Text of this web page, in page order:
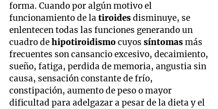
forma. Cuando por algún motivo el
funcionamiento de latiroidesdisminuye, se
enlentecen todas las funciones generando un
cuadro dehipotiroidismocuyossíntomasmás
frecuentes son cansancio excesivo, decaimiento,
sueño, fatiga, perdida de memoria, angustia sin
causa, sensación constante de frío,
constipación, aumento de peso o mayor
dificultad para adelgazar a pesar de la dieta y el